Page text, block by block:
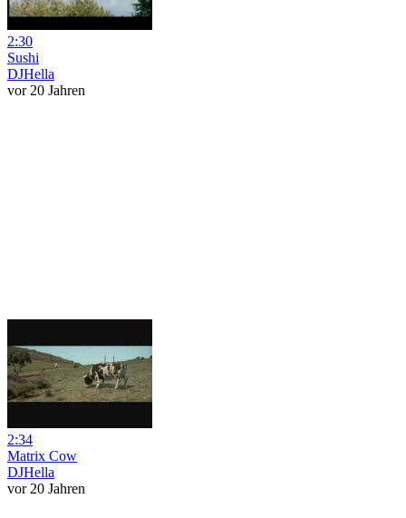
2:30
Sushi
DJHella
vor 20 Jahren
2:34
Matrix Cow
DJHella
vor 20 Jahren